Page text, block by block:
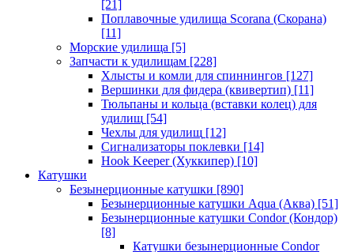
[21]
Поплавочные удилища Scorana (Скорана)
[11]
Морские удилища [5]
Запчасти к удилищам [228]
Хлысты и комли для спиннингов [127]
Вершинки для фидера (квивертип) [11]
Тюльпаны и кольца (вставки колец) для
удилищ [54]
Чехлы для удилищ [12]
Сигнализаторы поклевки [14]
Hook Keeper (Хуккипер) [10]
Катушки
Безынерционные катушки [890]
Безынерционные катушки Aqua (Аква) [51]
Безынерционные катушки Condor (Кондор)
[8]
Катушки безынерционные Condor